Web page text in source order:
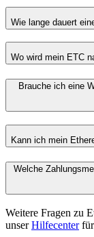
Wie lange dauert
Wo wird mein ETC
Brauche ich eine
Kann ich mein
Welche
Weitere Fragen zu
unserHilfecenterfür